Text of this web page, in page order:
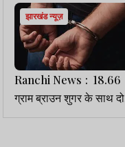
झारखंड न्यूज़
Ranchi News : 18.66
ग्राम ब्राउन शुगर के साथ दो
तस्कर गिरफ्तार